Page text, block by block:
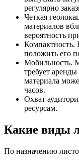
регулярно
Четкая
материалов
вероятность
Компактность.
положить его
Мобильность.
требует
материала
часов.
Охват
ресурсам.
Какие виды
По назначению